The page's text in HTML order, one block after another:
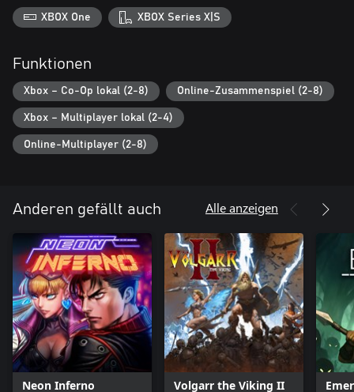
XBOX One XBOX Series X|S
Funktionen
Xbox – Co-Op lokal (2-8) Online-Zusammenspiel (2-8)
Xbox – Multiplayer lokal (2-4)
Online-Multiplayer (2-8)
Anderen gefällt auch Alle anzeigen
Neon Inferno Volgarr the Viking II